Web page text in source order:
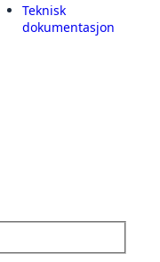
Teknisk
dokumentasjon